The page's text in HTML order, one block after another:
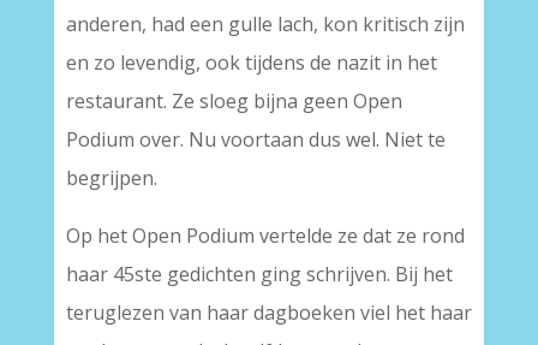
anderen, had een gulle lach, kon kritisch zijn
en zo levendig, ook tijdens de nazit in het
restaurant. Ze sloeg bijna geen Open
Podium over. Nu voortaan dus wel. Niet te
begrijpen.
Op het Open Podium vertelde ze dat ze rond
haar 45ste gedichten ging schrijven. Bij het
teruglezen van haar dagboeken viel het haar